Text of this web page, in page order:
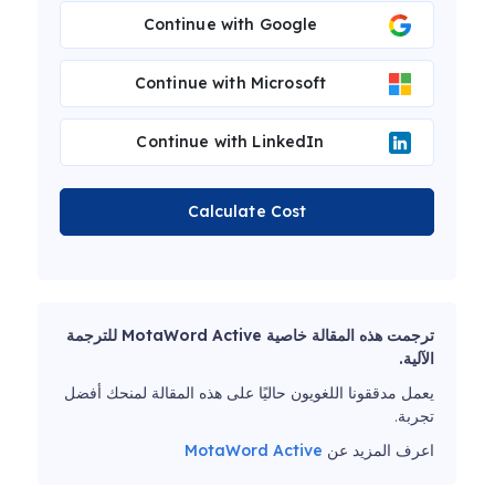
Continue with Google
Continue with Microsoft
Continue with LinkedIn
Calculate Cost
ترجمت هذه المقالة خاصية MotaWord Active للترجمة
الآلية.
يعمل مدققونا اللغويون حاليًا على هذه المقالة لمنحك أفضل
تجربة.
اعرف المزيد عن MotaWord Active